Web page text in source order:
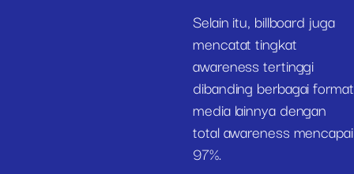
Selain itu, billboard juga
mencatat tingkat
awareness tertinggi
dibanding berbagai format
media lainnya dengan
total awareness mencapai
97%.